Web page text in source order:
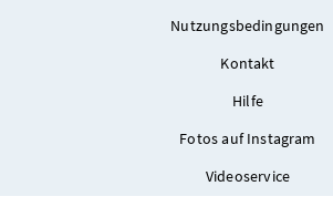
Nutzungsbedingungen
Kontakt
Hilfe
Fotos auf Instagram
Videoservice